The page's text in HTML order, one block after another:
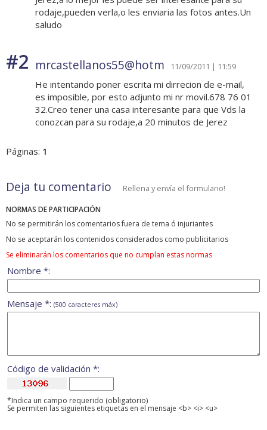
rodaje,pueden verla,o les enviaria las fotos antes.Un
saludo
#2 mrcastellanos55@hotm 11/09/2011 | 11:59
He intentando poner escrita mi dirrecion de e-mail,
es imposible, por esto adjunto mi nr movil.678 76 01
32.Creo tener una casa interesante para que Vds la
conozcan para su rodaje,a 20 minutos de Jerez
Páginas: 1
Deja tu comentario Rellena y envía el formulario!
NORMAS DE PARTICIPACIÓN
No se permitirán los comentarios fuera de tema ó injuriantes
No se aceptarán los contenidos considerados como publicitarios
Se eliminarán los comentarios que no cumplan estas normas
Nombre *:
Mensaje *: (500 caracteres máx)
Código de validación *:
*Indica un campo requerido (obligatorio)
Se permiten las siguientes etiquetas en el mensaje <b> <i> <u>